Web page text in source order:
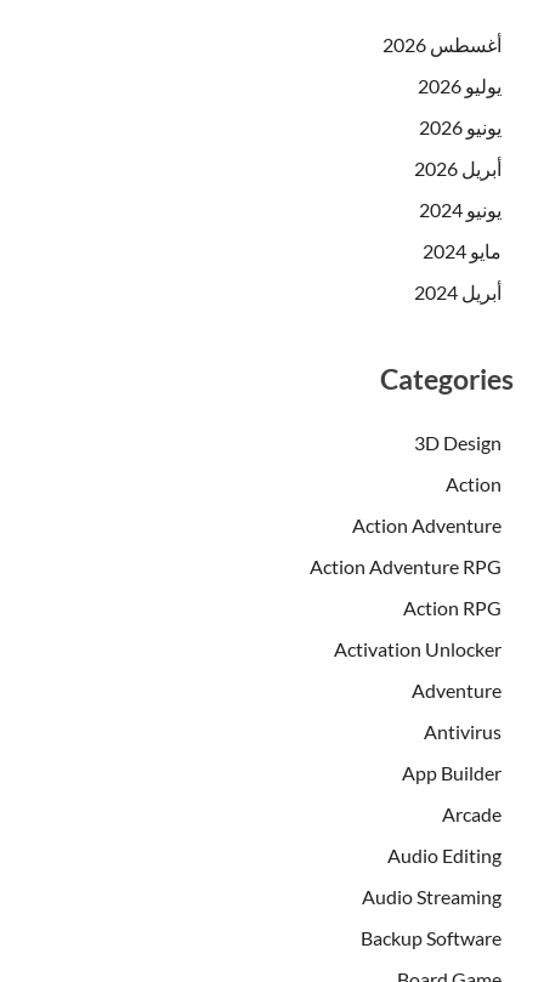
أغسطس 2026
يوليو 2026
يونيو 2026
أبريل 2026
يونيو 2024
مايو 2024
أبريل 2024
Categories
3D Design
Action
Action Adventure
Action Adventure RPG
Action RPG
Activation Unlocker
Adventure
Antivirus
App Builder
Arcade
Audio Editing
Audio Streaming
Backup Software